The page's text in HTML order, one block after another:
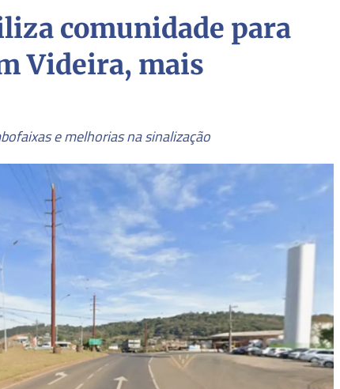
comunidade para
Videira, mais
e melhorias na sinalização